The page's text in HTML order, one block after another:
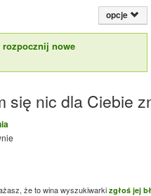
opcje
rozpocznij nowe
się nic dla Ciebie
że to wina wyszukiwarki zgłoś jej